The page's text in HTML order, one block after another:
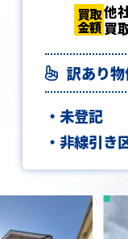
買取
金額
買取
金額
他
買
訳あり
未登記
非線引き
買取
金額